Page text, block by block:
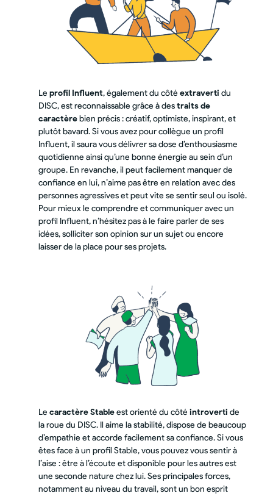
Le profil Influent, également du côté extraverti du
DISC, est reconnaissable grâce à destraits de
caractèrebien précis : créatif, optimiste, inspirant, et
plutôt bavard. Si vous avez pour collègue un profil
Influent, il saura vous délivrer sa dose d’enthousiasme
quotidienne ainsi qu’une bonne énergie au sein d’un
groupe. En revanche, il peut facilement manquer de
confiance en lui, n’aime pas être en relation avec des
personnes agressives et peut vite se sentir seul ou isolé.
Pour mieux le comprendre et communiquer avec un
profil Influent, n’hésitez pas à le faire parler de ses
idées, solliciter son opinion sur un sujet ou encore
laisser de la place pour ses projets.
Le caractère Stableest orienté du côté introverti de
la roue du DISC. Il aime la stabilité, dispose de beaucoup
d’empathie et accorde facilement sa confiance. Si vous
êtes face à un profil Stable, vous pouvez vous sentir à
l’aise : être à l’écoute et disponible pour les autres est
une seconde nature chez lui. Ses principales forces,
notamment au niveau du travail, sont un bon esprit